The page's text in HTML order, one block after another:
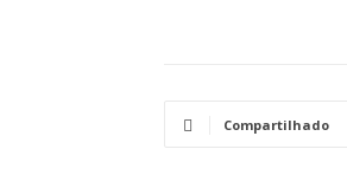
Compartilhado